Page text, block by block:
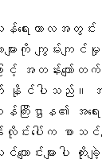
ရေးကာလအတွင်း
းများကို ကျွမ်း
င့် အတန်းကျေ
င်ပါသည်။ အမျို
ကြီးဌာန၏ အရေ
ပေါ်က စာသင်ကျေ
ာသင်ကျောင်းများ